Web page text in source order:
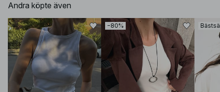
Andra köpte även
−80%